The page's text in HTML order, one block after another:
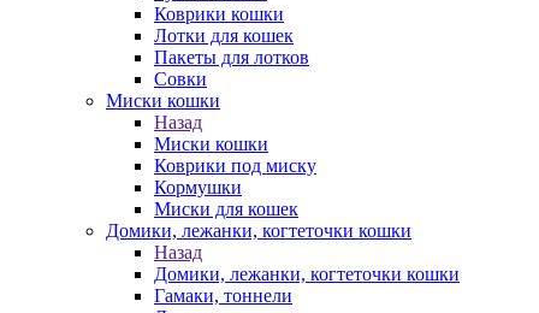
Коврики кошки
Лотки для кошек
Пакеты для лотков
Совки
Миски кошки
Назад
Миски кошки
Коврики под миску
Кормушки
Миски для кошек
Домики, лежанки, когтеточки кошки
Назад
Домики, лежанки, когтеточки кошки
Гамаки, тоннели